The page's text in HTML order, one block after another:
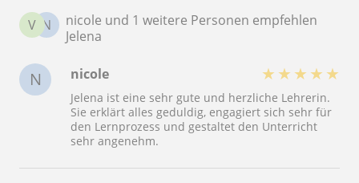
N
V
nicole und 1 weitere Personen empfehlen
Jelena
N nicole ★ ★ ★ ★ ★
Jelena ist eine sehr gute und herzliche Lehrerin.
Sie erklärt alles geduldig, engagiert sich sehr für
den Lernprozess und gestaltet den Unterricht
sehr angenehm.